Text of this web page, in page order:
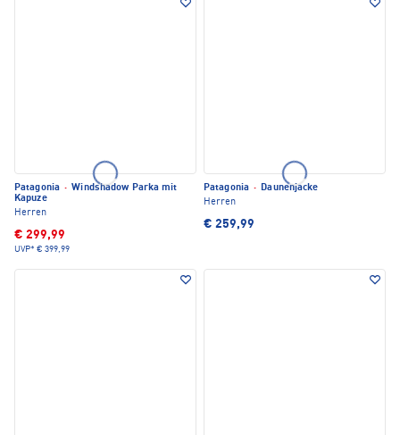
Patagonia · Windshadow Parka mit
Kapuze
Herren
€ 299,99
UVP* € 399,99
Patagonia · Daunenjacke
Herren
€ 259,99